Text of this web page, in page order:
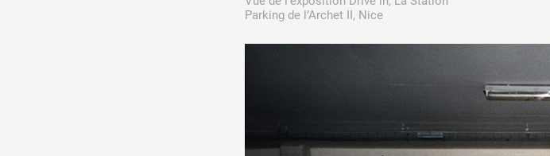
Parking de l’Archet II, Nice